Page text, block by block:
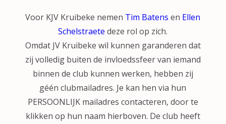
Voor KJV Kruibeke nemen Tim Batens en Ellen
Schelstraete deze rol op zich.
Omdat JV Kruibeke wil kunnen garanderen dat
zij volledig buiten de invloedssfeer van iemand
binnen de club kunnen werken, hebben zij
géén clubmailadres. Je kan hen via hun
PERSOONLIJK mailadres contacteren, door te
klikken op hun naam hierboven. De club heeft